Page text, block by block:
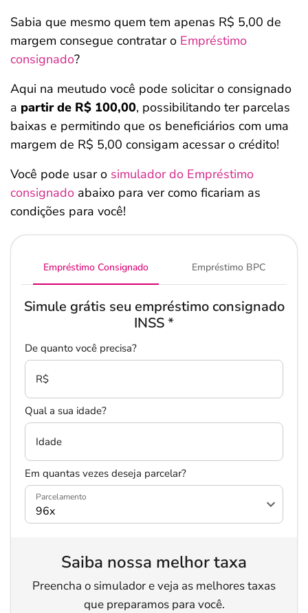
Sabia que mesmo quem tem apenas R$ 5,00 de
margem consegue contratar o Empréstimo
consignado?
Aqui na meutudo você pode solicitar o consignado
a partir de R$ 100,00, possibilitando ter parcelas
baixas e permitindo que os beneficiários com uma
margem de R$ 5,00 consigam acessar o crédito!
Você pode usar o simulador do Empréstimo
consignado abaixo para ver como ficariam as
condições para você!
Empréstimo Consignado Empréstimo BPC
Simule grátis seu empréstimo consignado
INSS*
De quanto você precisa?
R$
Qual a sua idade?
Idade
Em quantas vezes deseja parcelar?
Parcelamento
Saiba nossa melhor taxa
Preencha o simulador e veja as melhores taxas
que preparamos para você.